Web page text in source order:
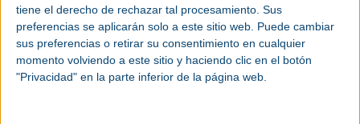
tiene el derecho de rechazar tal procesamiento. Sus
preferencias se aplicarán solo a este sitio web. Puede cambiar
sus preferencias o retirar su consentimiento en cualquier
momento volviendo a este sitio y haciendo clic en el botón
"Privacidad" en la parte inferior de la página web.